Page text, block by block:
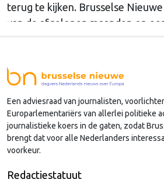
terug te kijken. Brusselse
van de afgelopen maanden op
Een adviesraad van journalisten,
Europarlementariërs van allerlei politieke
journalistieke koers in de gaten, zodat
brengt dat voor alle Nederlanders
voorkeur.
Redactiestatuut